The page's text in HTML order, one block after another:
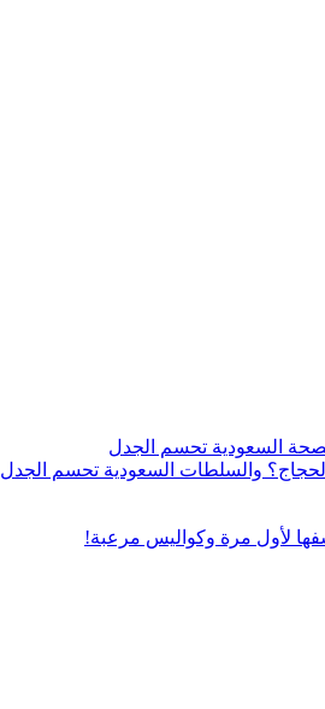
الحجاج؟ والسلطات السعودية تحسم الجدل
لأول مرة وكواليس مرعبة!